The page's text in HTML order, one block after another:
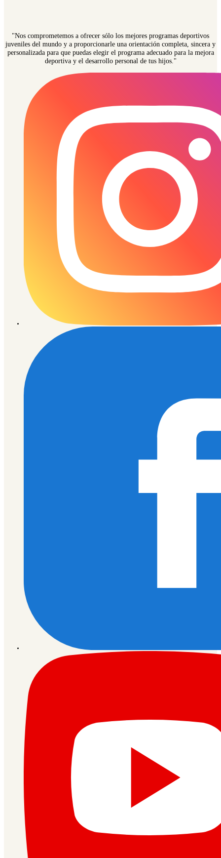
"Nos comprometemos a ofrecer sólo los mejores programas deportivos
juveniles del mundo y a proporcionarle una orientación completa, sincera y
personalizada para que puedas elegir el programa adecuado para la mejora
deportiva y el desarrollo personal de tus hijos."